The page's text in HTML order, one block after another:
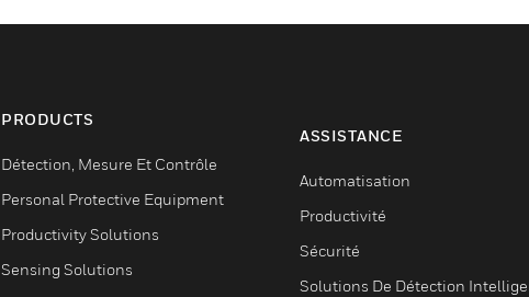
PRODUCTS
Détection, Mesure Et Contrôle
Personal Protective Equipment
Productivity Solutions
Sensing Solutions
ASSISTANCE
Automatisation
Productivité
Sécurité
Solutions De Détection